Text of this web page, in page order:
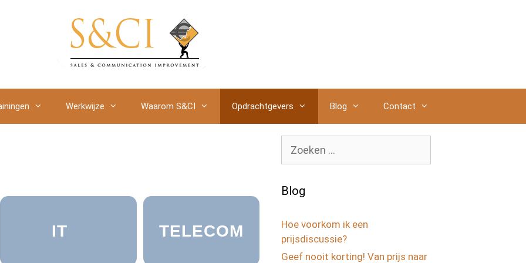
Werkwijze Waarom S&CI Opdrachtgevers Blog Contact
IT TELECOM
naar:
Blog
Hoe voorkom ik een
prijsdiscussie?
Geef nooit korting! Van prijs naar